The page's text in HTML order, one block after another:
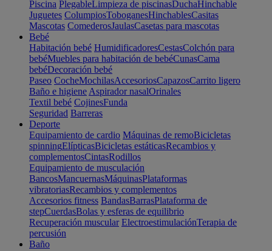
Piscina PlegableLimpieza de piscinasDuchaHinchable
Juguetes ColumpiosToboganesHinchablesCasitas
Mascotas ComederosJaulasCasetas para mascotas
Bebé
Habitación bebé HumidificadoresCestasColchón para
bebéMuebles para habitación de bebéCunasCama
bebéDecoración bebé
Paseo CocheMochilasAccesoriosCapazosCarrito ligero
Baño e higiene Aspirador nasalOrinales
Textil bebé CojinesFunda
Seguridad Barreras
Deporte
Equipamiento de cardio Máquinas de remoBicicletas
spinningElípticasBicicletas estáticasRecambios y
complementosCintasRodillos
Equipamiento de musculación
BancosMancuernasMáquinasPlataformas
vibratoriasRecambios y complementos
Accesorios fitness BandasBarrasPlataforma de
stepCuerdasBolas y esferas de equilibrio
Recuperación muscular ElectroestimulaciónTerapia de
percusión
Baño